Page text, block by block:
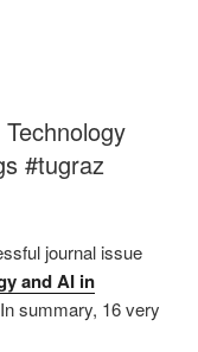
#tugraz
journal issue
and AI in
summary, 16 very